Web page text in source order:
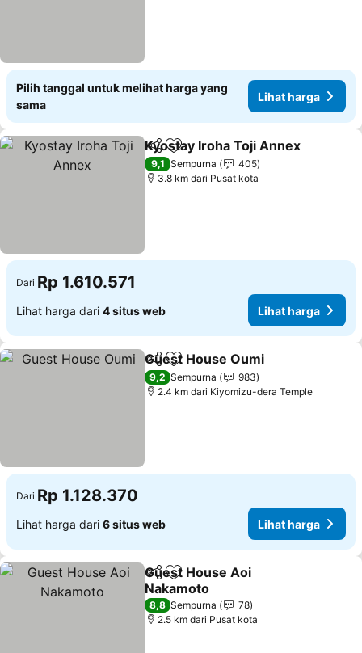
Pilih tanggal untuk melihat harga yang
sama
Lihat harga
BagikanTambahkan ke favorit
Kyostay Iroha Toji Annex
9,1 Sempurna
405
3.8 km dari Pusat kota
Dari Rp 1.610.571
Lihat harga dari 4 situs web Lihat harga
BagikanTambahkan ke favorit
Guest House Oumi
9,2 Sempurna
983
2.4 km dari Kiyomizu-dera Temple
Dari Rp 1.128.370
Lihat harga dari 6 situs web Lihat harga
BagikanTambahkan ke favorit
Guest House Aoi
Nakamoto
Lihat harga
8,8 Sempurna
78
2.5 km dari Pusat kota